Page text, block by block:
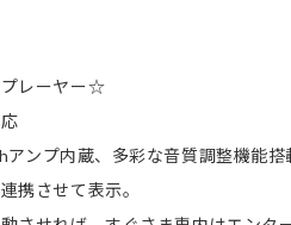
レーヤー☆
ンプ内蔵、多彩な音質調整機能搭
携させて表示。